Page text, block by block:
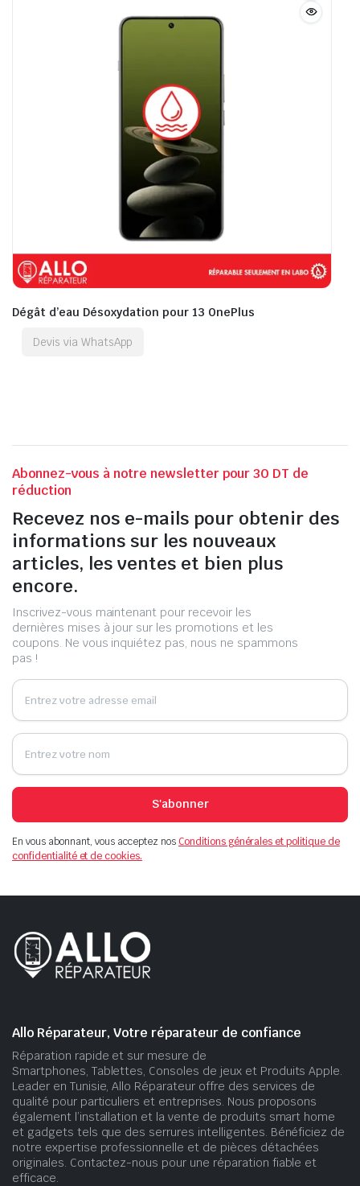
Dégât d’eau Désoxydation pour 13 OnePlus
Devis via WhatsApp
Abonnez-vous à notre newsletter pour 30 DT de
réduction
Recevez nos e-mails pour obtenir des
informations sur les nouveaux
articles, les ventes et bien plus
encore.
Inscrivez-vous maintenant pour recevoir les
dernières mises à jour sur les promotions et les
coupons. Ne vous inquiétez pas, nous ne spammons
pas !
S'abonner
En vous abonnant, vous acceptez nosConditions générales et politique de
confidentialité et de cookies.
Allo Réparateur, Votre réparateur de confiance
Réparation rapide et sur mesure de
Smartphones, Tablettes, Consoles de jeux et Produits Apple.
Leader en Tunisie, Allo Réparateur offre des services de
qualité pour particuliers et entreprises. Nous proposons
également l’installation et la vente de produits smart home
et gadgets tels que des serrures intelligentes. Bénéficiez de
notre expertise professionnelle et de pièces détachées
originales. Contactez-nous pour une réparation fiable et
efficace.